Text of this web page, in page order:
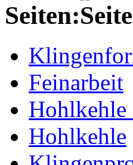
Seiten:
Feinarbeit
Hohlkehle
Hohlkehle